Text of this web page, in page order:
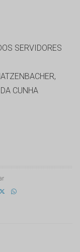
SERVIDORES
CUNHA